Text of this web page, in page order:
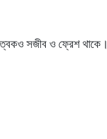
সজীব ও ফ্রেশ থাকে।